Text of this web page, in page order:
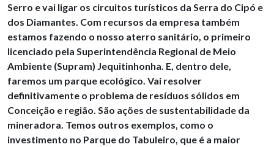
Serro e vai ligar os circuitos turísticos da Serra do Cipó e
dos Diamantes. Com recursos da empresa também
estamos fazendo o nosso aterro sanitário, o primeiro
licenciado pela Superintendência Regional de Meio
Ambiente (Supram) Jequitinhonha. E, dentro dele,
faremos um parque ecológico. Vai resolver
definitivamente o problema de resíduos sólidos em
Conceição e região. São ações de sustentabilidade da
mineradora. Temos outros exemplos, como o
investimento no Parque do Tabuleiro, que é a maior